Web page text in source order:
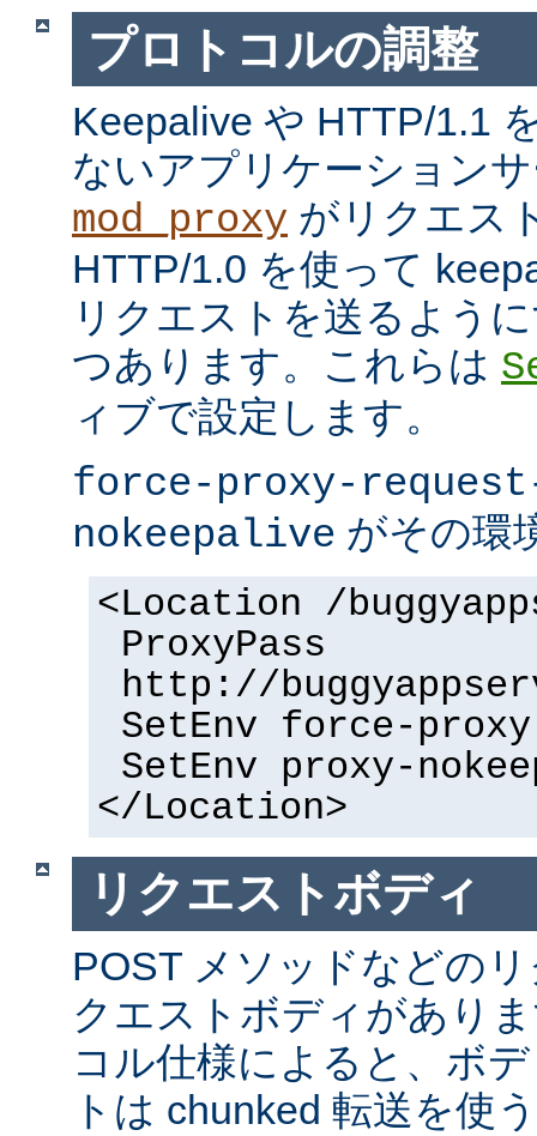
プロトコルの調整
Keepalive や HTTP/1.1
ないアプリケーション
mod_proxy がリクエス
HTTP/1.0 を使って
リクエストを送るよう
つあります。これらは
ィブで設定します。
force-proxy-
nokeepalive がその環
<Location /
ProxyPass
http://
SetEnv force-
SetEnv proxy-
</Location>
リクエストボディ
POST メソッドなどの
クエストボディがあり
コル仕様によると、ボ
トは chunked 転送を使